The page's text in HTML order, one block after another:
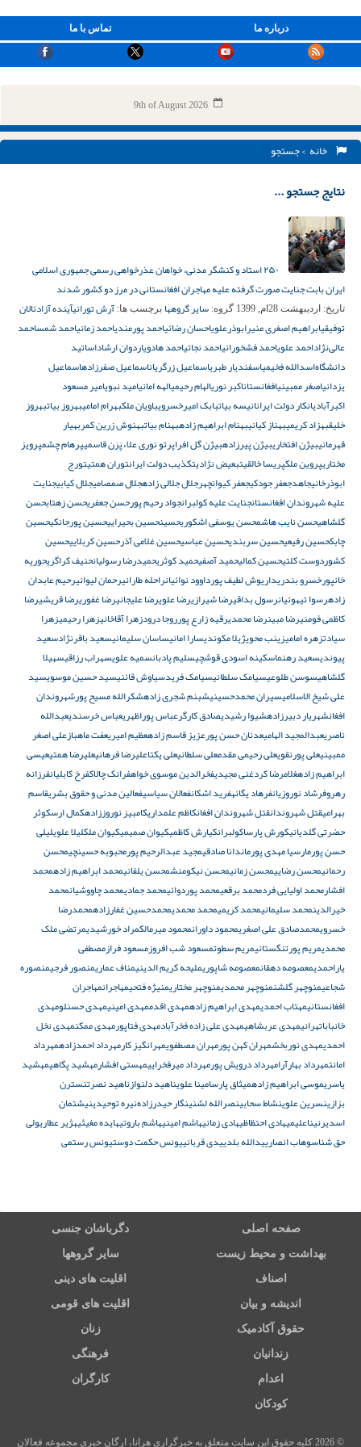
تماس با ما درباره ما
9th of August 2026
خانه > جستجو
نتایج جستجو ...
۲۵۰ استاد و کنشگر مدنی، خواهان عذرخواهی رسمی جمهوری اسلامی
ایران بابت جنایت صورت گرفته علیه مهاجران افغانستانی در مرز دو کشور شدند
تاریخ: اردیبهشت 28ام, 1399 گروه: سایر گروهها برچسب ها: آرش تورانیآینده آزادئالان
توفیقیابراهیم اصغری منیرابوذرعلویاحسان رضائیاحمد پورمندیاحمد زمانیاحمد شمساحمد
عالی‌نژاداحمد علویاحمد فشخورانیاحمد نجاتیاحمد هادویاردوان ارشاداساتید
دانشگاه‌اسدالله فخیمیاسفندیار طبریاسماعیل زرگریاناسماعیل صفرزادهاسماعیل
یزدانیاصغر ممبینیافغانستاناکبر نوریالهام رحیمیالهه امانیامید نبویامیر مسعود
اکبرآبادیانکار دولت ایرانانیسه بیاتبابک امیرخسرویباویان ملکبهرام امامیبهروز بیاتبهروز
خلیقبهزاد کریمیبهناز کیانیبهنام ابراهیم زادهبهنام بیاتبهنوش زرین کمربهیار
قهرمانیبیژن افتخاریبیژن پیرزادهبیژن گل افراپرتو نوری علاءپَرَن قاسمیپرهام چشمپرویز
مختاریپروین ملکپریسا خالقیتبعیض نژادیتکذیب دولت ایرانتوران همتیتورج
ابوذرخانیجاهدجعفر جودکیجعفر کیوانچهرجلال جلالی زادهجلال صمصامیجلال کیابیجنایت
علیه شهروندان افغانستانجنایت علیه کولبرانجواد رحیم پورحسن جعفریحسن زهتابحسن
گلشاهیحسن نایب هاشمحسن یوسفی اشکوریحسینحسین بحیراییحسین پورجانکیحسین
چابکحسین رفیعیحسین سربندیحسین عباسیحسین غلامی آذرحسین کربلاییحسین
کشوردوست کلتیحسین کمالیحمید آصفیحمید کوثریحمیدرضا رسولیانحنیف کراگریحوریه
خانپورخسرو بندریداریوش لطیف پورداوود نوائیانراحله طارانیرحمان لیوانیرحیم عابدان
زادهرسوا تیهوئیانرسول بداقیرضا شیرازیرضا علویرضا علیجانیرضا غفوریرضا قریشیرضا
کاظمی فومنیرضا مبینرضا محمدیرقیه زارع پورروجا درودزهرا آقاخانیزهرا رحیمیزهرا
سیادتزهره امامیزینب محویژیلا مکوندیسارا امانیساسان سلیمانیسعید باقرنژادسعید
پیوندیسعید رهنماسکینه اسودی قوشچیسلیم پادبانسمیه علویسهراب رزاقیسهیلا
گلشاهیسوسن طلوعیسیامک سلطانیسیامک فریدسیاوش قائنیسید حسین موسویسید
علی شیخ الاسلامیسیران محمدحسینیشبنم شجری زادهشکرالله مسیح پورشهروندان
افغانشهریار دبیرزادهشیوا رشیدیصادق کارگرعباس پوراظهریعباس خرسندیعبدالله
ناصریعبدالمجید الهامیعدنان حسن پورعزیز قاسم زادهعظیم امیریعفت ماهبازعلی اصغر
ممبینیعلی پورنقویعلی رحیمی مقدمعلی سلطانیعلی یکتاعلیرضا فرهانیعلیرضا همتیعیسی
ابراهیم زادهغلامرضا کردغنی مجیدیفخرالدین موسوی خواهفرانک چالاکفرخ کابلیانفرزانه
رهروفرشاد نوروزیانفرهاد یگانهفرید اشکانفعالان سیاسیفعالین مدنی و حقوق بشریقاسم
بهرامیقتل شهروندانقتل شهروندان افغانکاظم علمداریکامبیز نوروززادهکمال ارسکوثر
حضرتی گلدیانیکورش پارساکولبرانکیارش کاظمیکیوان صمیمیکیوان ملکلیلا علویلیلی
حسن پورمارسیا مهدی پورماندانا صادقیمجید عبدالرحیم پورمحبوبه حسینچیمحسن
رحمانیمحسن رضاییمحسن زمانیمحسن نیکومنشمحسن یلفانیمحمد ابراهیم زادهمحمد
افشارمحمد اولیایی فردمحمد برقعیمحمد پوردوائیمحمد جمادیمحمد چاووشیانمحمد
خیرالدینمحمد سلیمانیمحمد کریمیمحمد محمدیمحمدحسین غفارزادهمحمدرضا
خسرویمحمدصادق علی اصغریمحمود داورانمحمود میرمالکمراد خورشیدیمرتضی ملک
محمدیمریم پورتنگستانیمریم سطوتمسعود شب افروزمسعود فرازمصطفی
یاراحمدیمعصومه دهقانمعصومه شاپوریملیحه کریم الدینیمناف عماریمنصور فرجیمنصوره
شجاعیمنوچهر گلشنمنوچهر محمدیمنوچهر مختاریمنیژه فتحیمهاجرانمهاجران
افغانستانیمهتاب احمدیمهدی ابراهیم زادهمهدی اقدممهدی امینیمهدی حسنلومهدی
خانباباتهرانیمهدی عربشاهیمهدی علی زاده فخرآبادمهدی فتاپورمهدی ممکنمهدی نخل
احمدیمهدی نوربخشمهران کهن پورمهران مصطفویمهرانگیز کارمهرداد احمدزادهمهرداد
امانتمهرداد بهارآرامهرداد درویش پورمهرداد میرفخراییمهستی افشارمهشید پگاهیمهشید
یاسریموسی ابراهیم زادهمیثاق پارسامینا علویناهید دلنوازناهید نصرتنسترن
بزازینسرین علوینشاط سحابینصرالله لشنینگار حیدرزادەنیره توحیدینیشتمان
اسدیرنیناعلیمیهادی احتظاظیهادی زمانیهاشم امینیهاشم باروتیهایده مغیثیهژیر عطاریولی
حق شناسوهاب انصارییدالله بلدییدی قربانییونس حکمت دوستیونس رستمی
صفحه اصلی دگرباشان جنسی
بهداشت و محیط زیست سایر گروهها
اصناف اقلیت های دینی
اندیشه و بیان اقلیت های قومی
حقوق آکادمیک زنان
زندانیان فرهنگی
اعدام کارگران
کودکان
© 2026 کلیه حقوق این سایت متعلق به خبرگزاری هرانا، ارگان خبری مجموعه فعالان